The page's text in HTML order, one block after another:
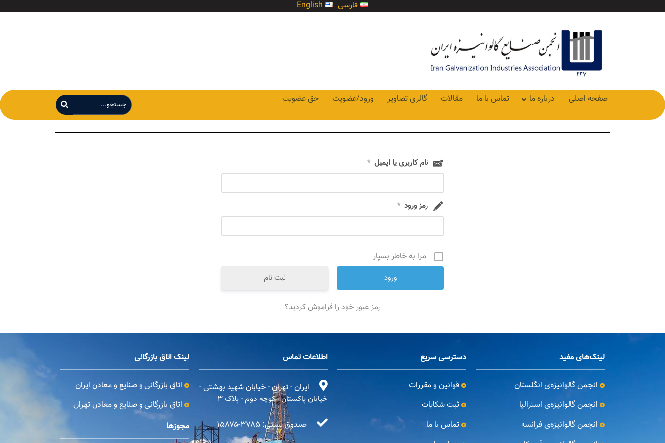
فارسی English
صفحه اصلی درباره ما تماس با ما مقالات گالری تصاویر ورود/عضویت حق عضویت
نام کاربری یا ایمیل *
رمز ورود *
مرا به خاطر بسپار
ثبت نام
رمز عبور خود را فراموش کردید؟
لینک‌های مفید
انجمن گالوانیزه‌ی انگلستان
انجمن گالوانیزه‌ی استرالیا
انجمن گالوانیزه‌ی فرانسه
دسترسی سریع
قوانین و مقررات
ثبت شکایات
تماس با ما
اطلاعات تماس
ایران - تهران - خیابان شهید بهشتی -
خیابان پاکستان - کوچه دوم - پلاک ۳
صندوق پستی: ۳۷۸۵-۱۵۸۷۵
لینک اتاق بازرگانی
اتاق بازرگانی و صنایع و معادن ایران
اتاق بازرگانی و صنایع و معادن تهران
مجوزها